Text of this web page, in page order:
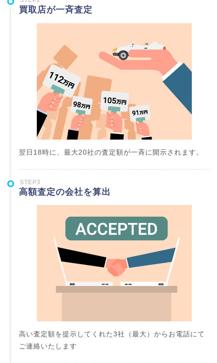
買取店が一斉査定
翌日18時に、最大20社の査定額が一斉に開示されます。
STEP3
高額査定の会社を算出
高い査定額を提示してくれた3社（最大）からお電話にて
ご連絡いたします